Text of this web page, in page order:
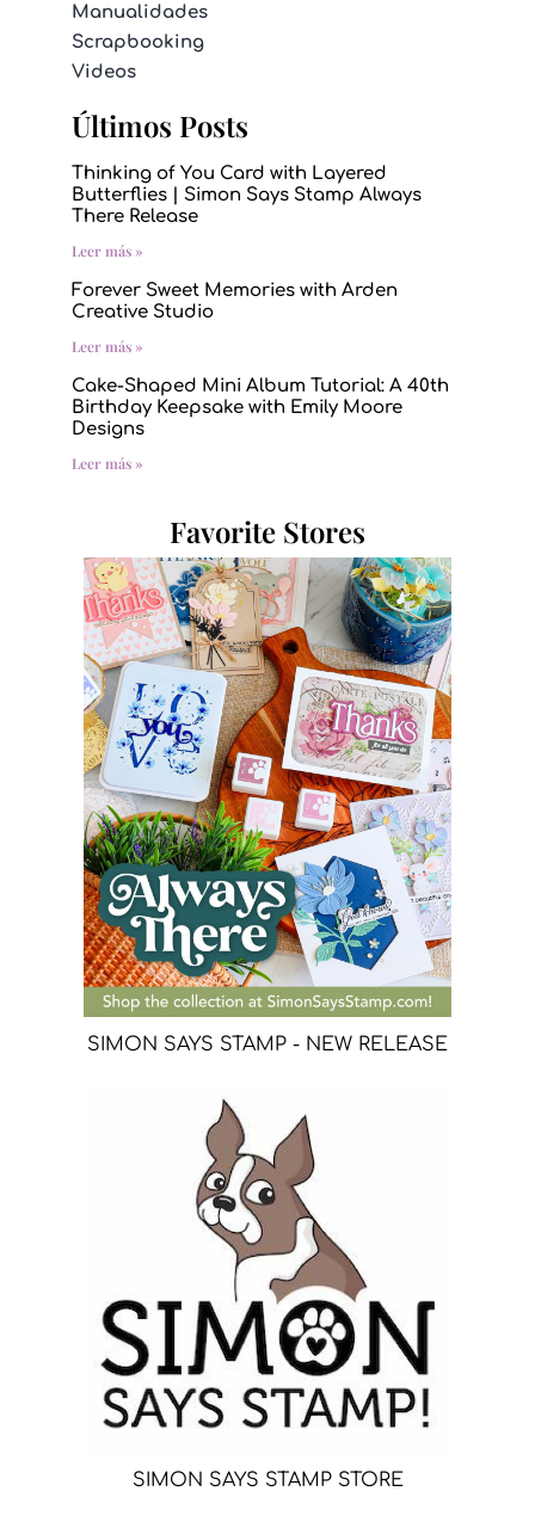
Manualidades
Scrapbooking
Videos
Últimos Posts
Thinking of You Card with Layered
Butterflies | Simon Says Stamp Always
There Release
Leer más »
Forever Sweet Memories with Arden
Creative Studio
Leer más »
Cake-Shaped Mini Album Tutorial: A 40th
Birthday Keepsake with Emily Moore
Designs
Leer más »
Favorite Stores
SIMON SAYS STAMP - NEW RELEASE
SIMON SAYS STAMP STORE